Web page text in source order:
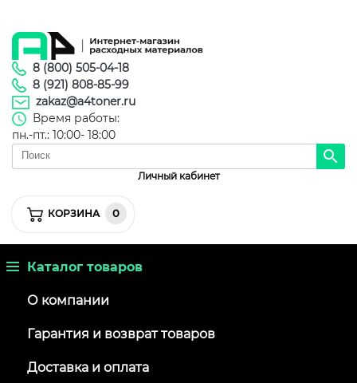
8 (800) 505-04-18
8 (921) 808-85-99
zakaz@a4toner.ru
Время работы:
пн.-пт.: 10:00- 18:00
Личный кабинет
КОРЗИНА 0
Каталог товаров
О компании
Гарантия и возврат товаров
Доставка и оплата